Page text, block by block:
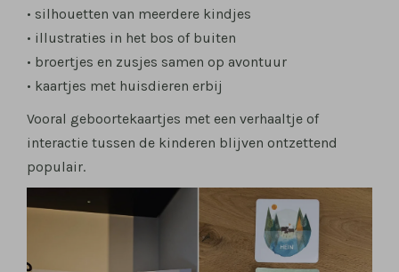
• silhouetten van meerdere kindjes
• illustraties in het bos of buiten
• broertjes en zusjes samen op avontuur
• kaartjes met huisdieren erbij
Vooral geboortekaartjes met een verhaaltje of
interactie tussen de kinderen blijven ontzettend
populair.